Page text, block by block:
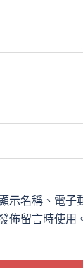
示名稱、電子
佈留言時使用